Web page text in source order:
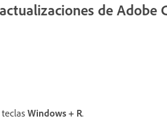
de Adobe
Windows + R.